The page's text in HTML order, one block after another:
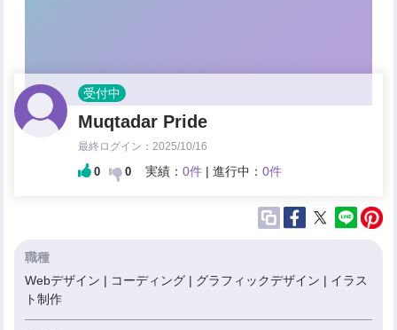
受付中
Muqtadar Pride
最終ログイン：2025/10/16
0 0 実績：0件 | 進行中：0件
職種
Webデザイン | コーディング | グラフィックデザイン | イラス
ト制作